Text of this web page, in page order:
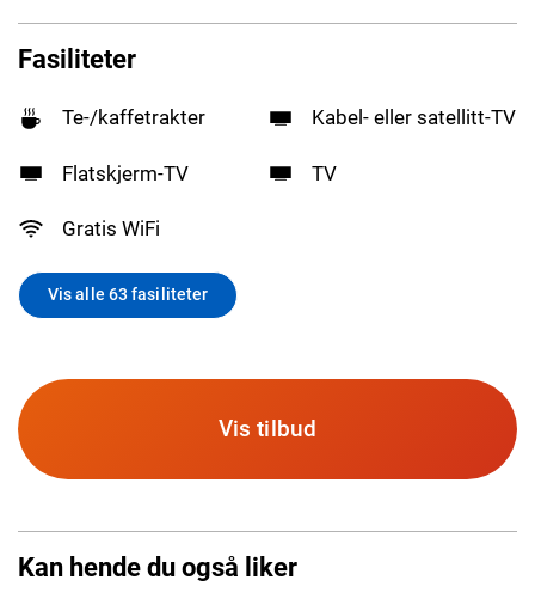
Fasiliteter
Te-/kaffetrakter Kabel- eller satellitt-TV
Flatskjerm-TV TV
Gratis WiFi
Vis alle 63 fasiliteter
Vis tilbud
Kan hende du også liker